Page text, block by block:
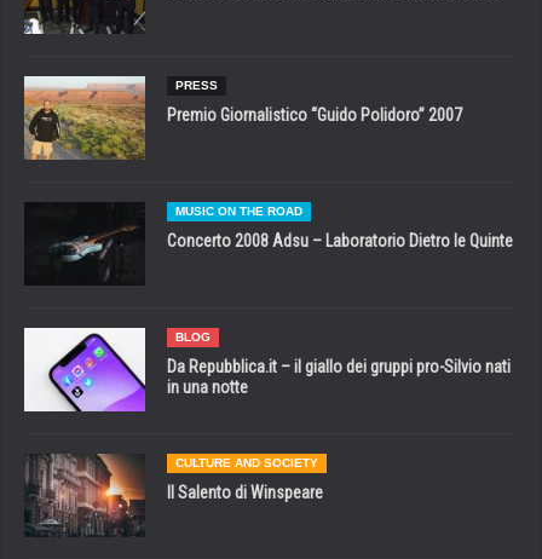
PRESS
Premio Giornalistico “Guido Polidoro” 2007
MUSIC ON THE ROAD
Concerto 2008 Adsu – Laboratorio Dietro le Quinte
BLOG
Da Repubblica.it – il giallo dei gruppi pro-Silvio nati
in una notte
CULTURE AND SOCIETY
Il Salento di Winspeare